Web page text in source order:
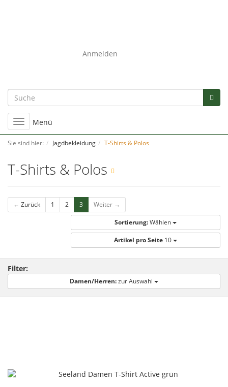
Anmelden
Umschalten
der
Navigation
Menü
Sie sind hier: Jagdbekleidung T-Shirts & Polos
T-Shirts & Polos
← Zurück 1 2 3 Weiter →
Sortierung:Wählen
Artikel pro Seite 10
Filter:
Damen/Herren:zur Auswahl